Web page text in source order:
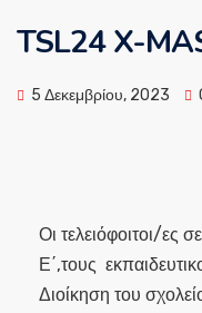
TSL24 X-
5 Δεκεμβρίου, 2023
Οι τελειόφοιτοι/ες
Ε΄,τους
Διοίκηση του